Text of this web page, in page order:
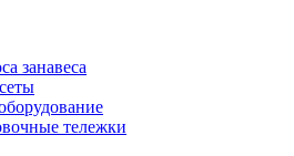
занавеса
тележки